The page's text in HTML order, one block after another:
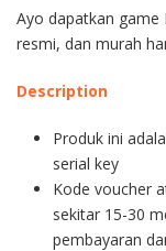
Ayo dapatkan game
resmi, dan murah
Description
Produk ini
serial key
Kode voucher
sekitar 15-30
pembayaran